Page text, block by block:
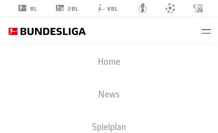
BL 2BL VBL
Home
News
Spielplan